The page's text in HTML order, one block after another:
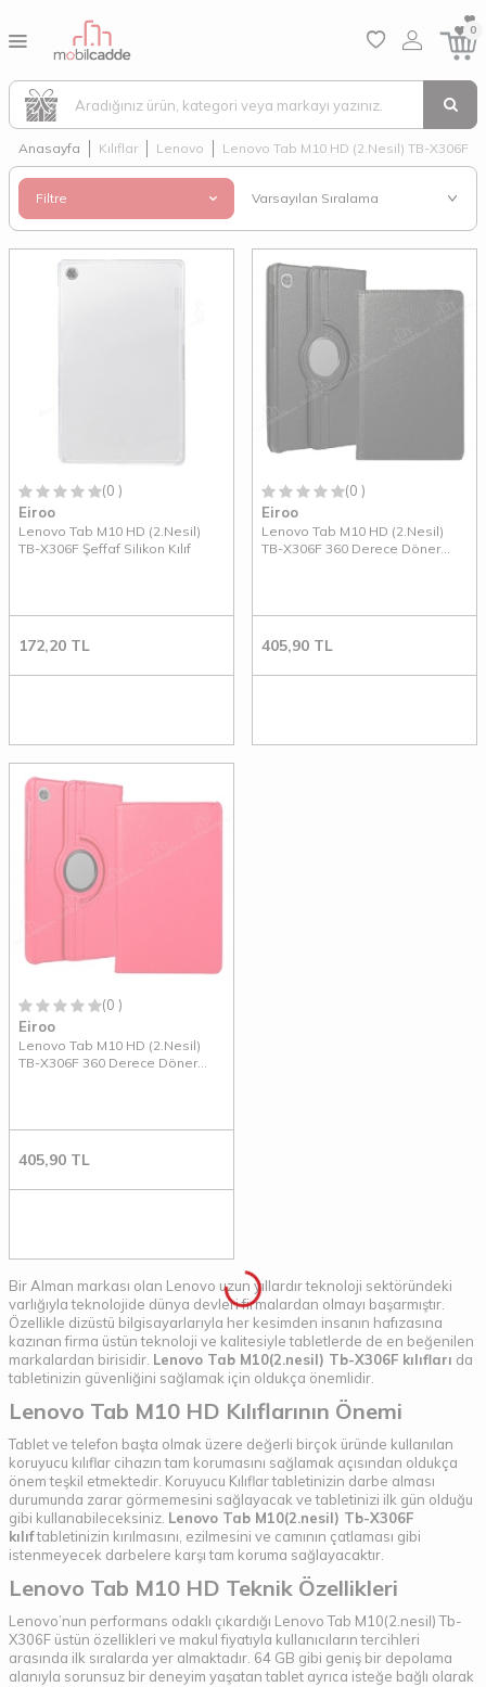
0
Anasayfa Kılıflar Lenovo Lenovo Tab M10 HD (2.Nesil) TB-X306F
Filtre
(0 )
Eiroo
Lenovo Tab M10 HD (2.Nesil)
TB-X306F Şeffaf Silikon Kılıf
172,20 TL
(0 )
Eiroo
Lenovo Tab M10 HD (2.Nesil)
TB-X306F 360 Derece Döner
405,90 TL
(0 )
Eiroo
Lenovo Tab M10 HD (2.Nesil)
TB-X306F 360 Derece Döner
405,90 TL
Bir Alman markası olan Lenovo uzun yıllardır teknoloji sektöründeki
varlığıyla teknolojide dünya devleri firmalardan olmayı başarmıştır.
Özellikle dizüstü bilgisayarlarıyla her kesimden insanın hafızasına
kazınan firma üstün teknoloji ve kalitesiyle tabletlerde de en beğenilen
markalardan birisidir. Lenovo Tab M10(2.nesil) Tb-X306F kılıfları da
tabletinizin güvenliğini sağlamak için oldukça önemlidir.
Lenovo Tab M10 HD Kılıflarının Önemi
Tablet ve telefon başta olmak üzere değerli birçok üründe kullanılan
koruyucu kılıflar cihazın tam korumasını sağlamak açısından oldukça
önem teşkil etmektedir. Koruyucu Kılıflar tabletinizin darbe alması
durumunda zarar görmemesini sağlayacak ve tabletinizi ilk gün olduğu
gibi kullanabileceksiniz. Lenovo Tab M10(2.nesil) Tb-X306F
kılıftabletinizin kırılmasını, ezilmesini ve camının çatlaması gibi
istenmeyecek darbelere karşı tam koruma sağlayacaktır.
Lenovo Tab M10 HD Teknik Özellikleri
Lenovo’nun performans odaklı çıkardığı Lenovo Tab M10(2.nesil) Tb-
X306F üstün özellikleri ve makul fiyatıyla kullanıcıların tercihleri
arasında ilk sıralarda yer almaktadır. 64 GB gibi geniş bir depolama
alanıyla sorunsuz bir deneyim yaşatan tablet ayrıca isteğe bağlı olarak